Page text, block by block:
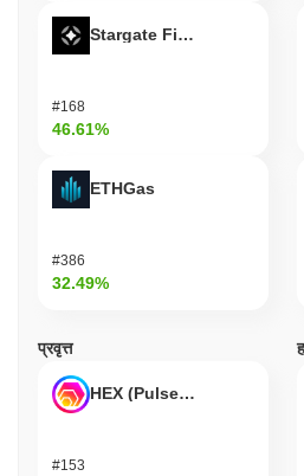
TimePocket की वर्तमान दैनिक
TimePocket का मूल्य सीमा
सर्वकालिक उच्च (ATH):
सर्वकालिक निम्न (ATL):
व्यापक क्रिप्टो बाजार की तुलना में
पिछले 7 दिनों में, TimePocket ने
0.82%
की गिरावट दर्ज की से बेहतर
सापेक्ष TIMEPOCKET की मूल्य कार्रवाई
Stargate Finance
#168
46.61%
ETHGas
#386
32.49%
प्रवृत्त
HEX (Pulsechain)
#153